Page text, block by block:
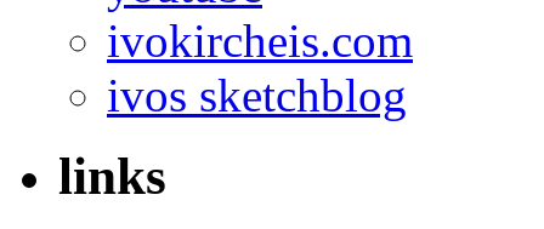
ivokircheis.com
ivos sketchblog
links